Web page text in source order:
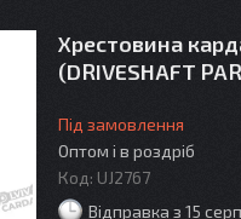
Хрестовина
(DRIVESHAFT
Під замовлення
Оптом і в роздріб
Код: UJ2767
Відправка з 15